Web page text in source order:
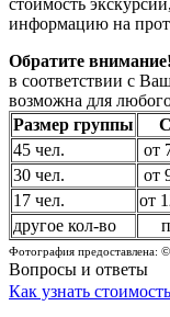
информацию на
Обратите внимание!
в соответствии с
возможна для
Размер группы
45 чел.
от
30 чел.
от
17 чел.
от
другое кол-во
Фотография предоставлена:
Вопросы и ответы
Как узнать